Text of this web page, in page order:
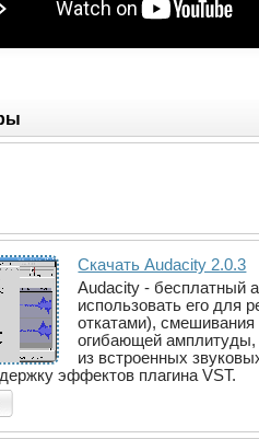
Скачать Audacity 2.0.3
Audacity - бесплатный
использовать его для
откатами),
огибающей амплитуды,
из встроенных
эффектов плагина VST.